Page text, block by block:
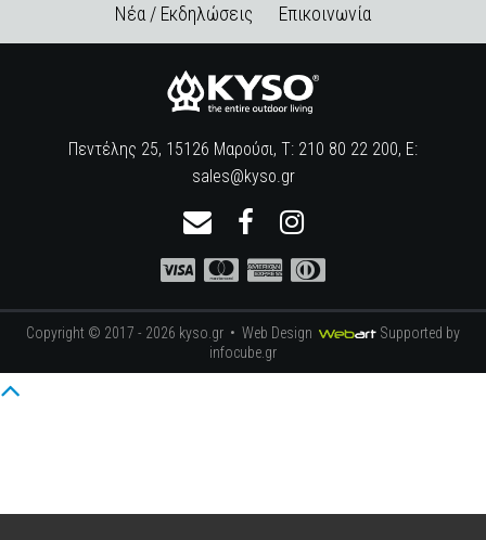
Νέα / Εκδηλώσεις
Επικοινωνία
Πεντέλης 25, 15126 Μαρούσι, Τ: 210 80 22 200, E:
sales@kyso.gr
Copyright © 2017 - 2026 kyso.gr • Web Design
Supported by
infocube.gr